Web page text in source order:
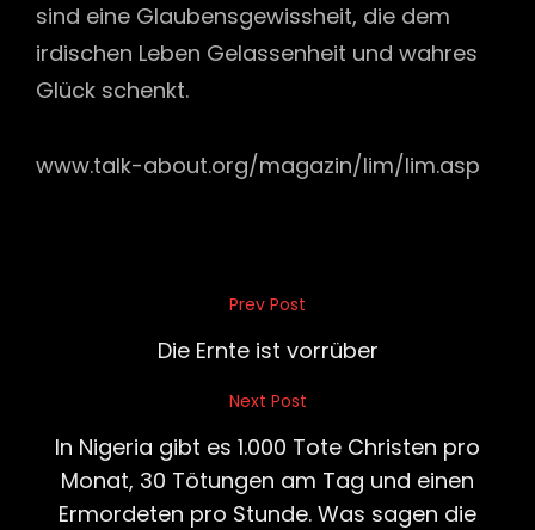
sind eine Glaubensgewissheit, die dem
irdischen Leben Gelassenheit und wahres
Glück schenkt.
www.talk-about.org/magazin/lim/lim.asp
Beitragsnavigation
Prev Post
Die Ernte ist vorrüber
Post
Next Post
In Nigeria gibt es 1.000 Tote Christen pro
Monat, 30 Tötungen am Tag und einen
Ermordeten pro Stunde. Was sagen die